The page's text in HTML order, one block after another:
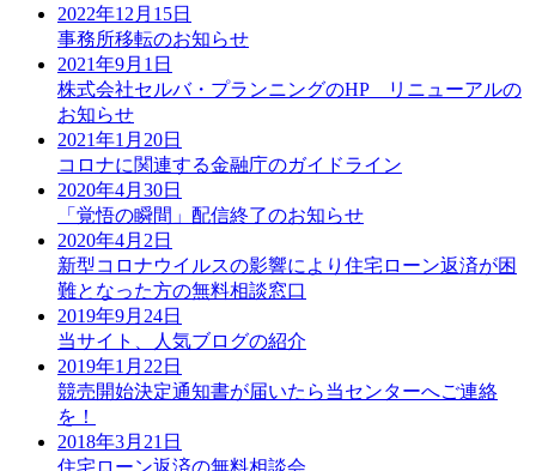
2022年12月15日
事務所移転のお知らせ
2021年9月1日
株式会社セルバ・プランニングのHP リニューアルの
お知らせ
2021年1月20日
コロナに関連する金融庁のガイドライン
2020年4月30日
「覚悟の瞬間」配信終了のお知らせ
2020年4月2日
新型コロナウイルスの影響により住宅ローン返済が困
難となった方の無料相談窓口
2019年9月24日
当サイト、人気ブログの紹介
2019年1月22日
競売開始決定通知書が届いたら当センターへご連絡
を！
2018年3月21日
住宅ローン返済の無料相談会